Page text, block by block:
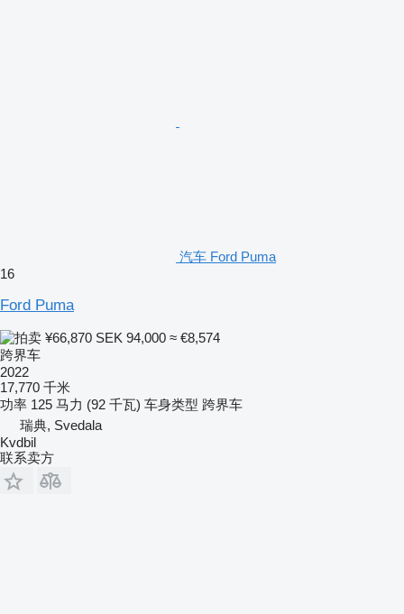
汽车 Ford Puma
16
Ford Puma
¥66,870 SEK 94,000 ≈ €8,574
跨界车
2022
17,770 千米
功率 125 马力 (92 千瓦) 车身类型 跨界车
瑞典, Svedala
Kvdbil
联系卖方